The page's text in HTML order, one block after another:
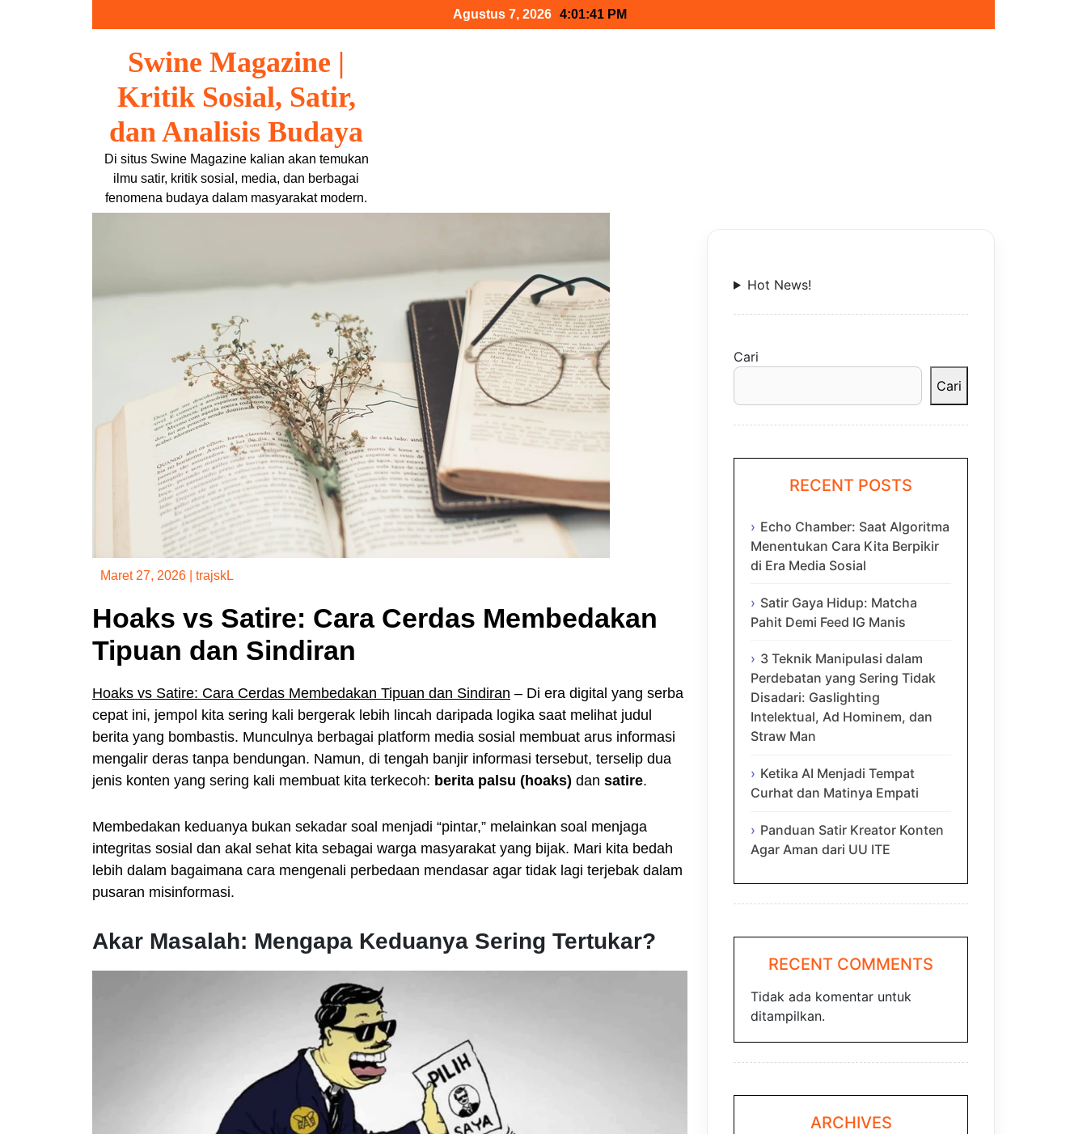
Agustus 7, 2026 4:01:42 PM
Swine Magazine |
Kritik Sosial, Satir,
dan Analisis Budaya
Di situs Swine Magazine kalian akan temukan
ilmu satir, kritik sosial, media, dan berbagai
fenomena budaya dalam masyarakat modern.
Maret 27, 2026 trajskL
Hoaks vs Satire: Cara Cerdas Membedakan
Tipuan dan Sindiran
Hoaks vs Satire: Cara Cerdas Membedakan Tipuan dan Sindiran – Di era digital yang serba
cepat ini, jempol kita sering kali bergerak lebih lincah daripada logika saat melihat judul
berita yang bombastis. Munculnya berbagai platform media sosial membuat arus informasi
mengalir deras tanpa bendungan. Namun, di tengah banjir informasi tersebut, terselip dua
jenis konten yang sering kali membuat kita terkecoh: berita palsu (hoaks) dan satire.
Membedakan keduanya bukan sekadar soal menjadi “pintar,” melainkan soal menjaga
integritas sosial dan akal sehat kita sebagai warga masyarakat yang bijak. Mari kita bedah
lebih dalam bagaimana cara mengenali perbedaan mendasar agar tidak lagi terjebak dalam
pusaran misinformasi.
Akar Masalah: Mengapa Keduanya Sering Tertukar?
Hot News!
Cari
Cari
RECENT POSTS
Echo Chamber: Saat Algoritma
Menentukan Cara Kita Berpikir
di Era Media Sosial
Satir Gaya Hidup: Matcha
Pahit Demi Feed IG Manis
3 Teknik Manipulasi dalam
Perdebatan yang Sering Tidak
Disadari: Gaslighting
Intelektual, Ad Hominem, dan
Straw Man
Ketika AI Menjadi Tempat
Curhat dan Matinya Empati
Panduan Satir Kreator Konten
Agar Aman dari UU ITE
RECENT COMMENTS
Tidak ada komentar untuk
ditampilkan.
ARCHIVES